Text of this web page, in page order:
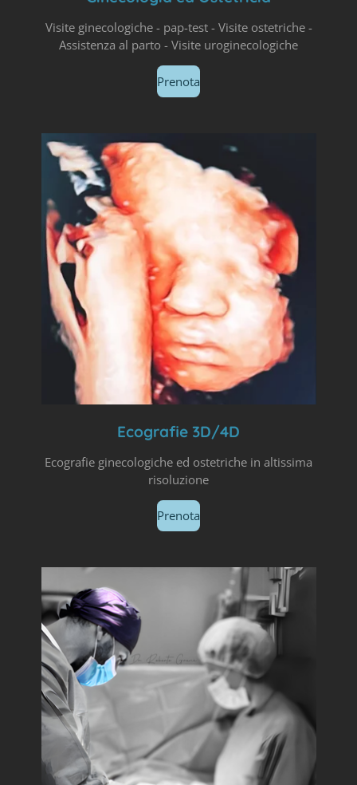
Visite ginecologiche - pap-test - Visite ostetriche -
Assistenza al parto - Visite uroginecologiche
Prenota
Ecografie 3D/4D
Ecografie ginecologiche ed ostetriche in altissima
risoluzione
Prenota